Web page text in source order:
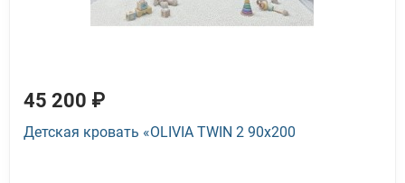
45 200 ₽
Детская кровать «OLIVIA TWIN 2 90x200